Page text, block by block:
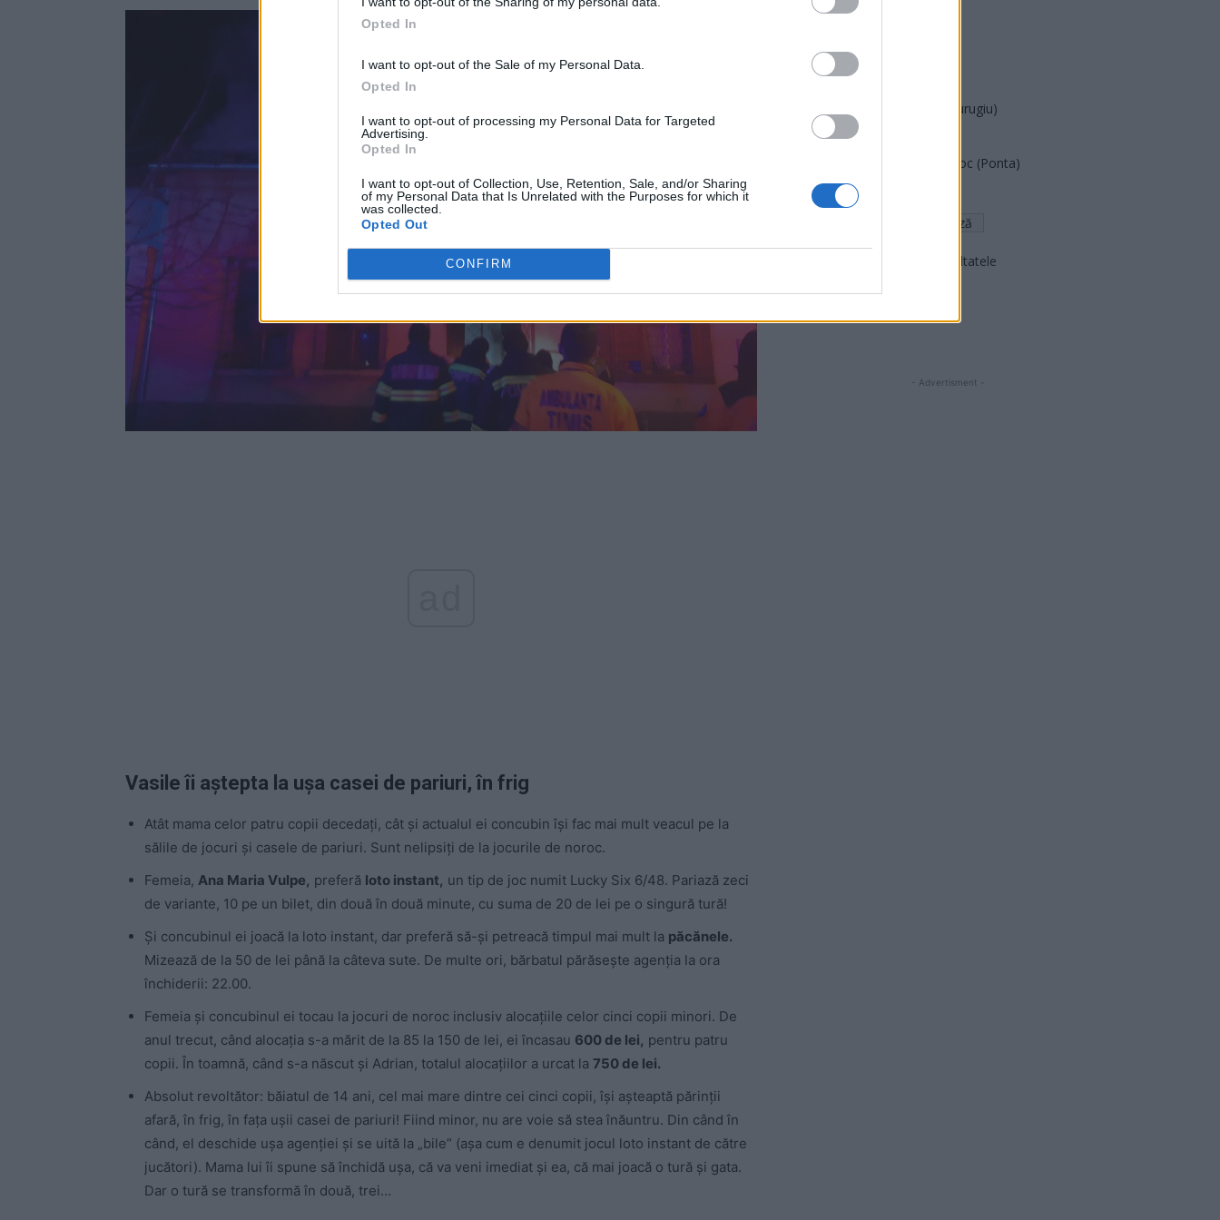
Opted In
I want to opt-out of the Sale of my Personal Data.
Opted In
I want to opt-out of processing my Personal Data for Targeted
Advertising.
Opted In
I want to opt-out of Collection, Use, Retention, Sale, and/or Sharing
of my Personal Data that Is Unrelated with the Purposes for which it
was collected.
Opted Out
CONFIRM
Vasile îi aștepta la ușa casei de pariuri, în frig
Atât mama celor patru copii decedați, cât și actualul ei concubin își fac mai mult veacul pe la
sălile de jocuri și casele de pariuri. Sunt nelipsiți de la jocurile de noroc.
Femeia, Ana Maria Vulpe, preferă loto instant, un tip de joc numit Lucky Six 6/48. Pariază zeci
de variante, 10 pe un bilet, din două în două minute, cu suma de 20 de lei pe o singură tură!
Și concubinul ei joacă la loto instant, dar preferă să-și petreacă timpul mai mult la păcănele.
Mizează de la 50 de lei până la câteva sute. De multe ori, bărbatul părăsește agenția la ora
închiderii: 22.00.
Femeia și concubinul ei tocau la jocuri de noroc inclusiv alocațiile celor cinci copii minori. De
anul trecut, când alocația s-a mărit de la 85 la 150 de lei, ei încasau 600 de lei, pentru patru
copii. În toamnă, când s-a născut și Adrian, totalul alocațiilor a urcat la 750 de lei.
Absolut revoltător: băiatul de 14 ani, cel mai mare dintre cei cinci copii, își așteaptă părinții
afară, în frig, în fața ușii casei de pariuri! Fiind minor, nu are voie să stea înăuntru. Din când în
când, el deschide ușa agenției și se uită la „bile” (așa cum e denumit jocul loto instant de către
jucători). Mama lui îi spune să închidă ușa, că va veni imediat și ea, că mai joacă o tură și gata.
Dar o tură se transformă în două, trei…
PNȚCD (Pavelescu)
PNCR (Terheș)
Partidul Patrioților (Surugiu)
FAR (Coarnă)
România pe Primul Loc (Ponta)
Altul
Arată rezultatele
- Advertisment -